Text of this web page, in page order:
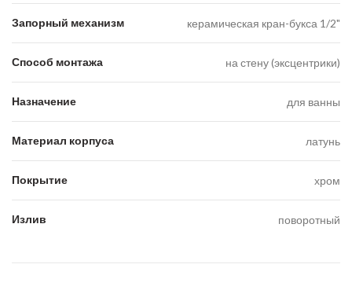
Запорный механизм керамическая кран-букса 1/2"
Способ монтажа на стену (эксцентрики)
Назначение для ванны
Материал корпуса латунь
Покрытие хром
Излив поворотный